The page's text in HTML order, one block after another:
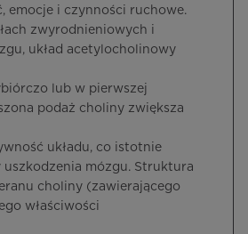
emocje i czynności ruchowe.
zwyrodnieniowych i
układ acetylocholinowy
lub w pierwszej
podaż choliny zwiększa
układu, co istotnie
uszkodzenia mózgu. Struktura
choliny (zawierającego
właściwości